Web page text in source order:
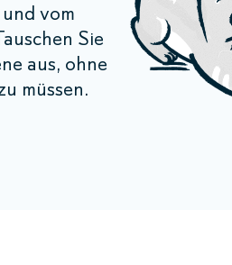
vom
Sie
aus, ohne
müssen.